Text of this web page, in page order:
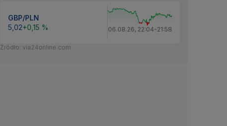
GBP/PLN
5,02+0,15 % 06.08.26, 22:04-21:58
Źródło: via24online.com